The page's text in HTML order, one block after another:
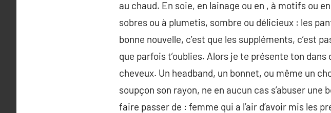
au chaud. En soie, en lainage ou en , à motifs ou
sobres ou à plumetis, sombre ou délicieux : les
bonne nouvelle, c’est que les suppléments, c’est
que parfois t’oublies. Alors je te présente ton
cheveux. Un headband, un bonnet, ou même un
soupçon son rayon, ne en aucun cas s’abuser
faire passer de : femme qui a l’air d’avoir mis les